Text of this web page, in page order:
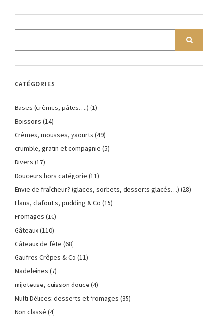
CATÉGORIES
Bases (crèmes, pâtes….) (1)
Boissons (14)
Crèmes, mousses, yaourts (49)
crumble, gratin et compagnie (5)
Divers (17)
Douceurs hors catégorie (11)
Envie de fraîcheur? (glaces, sorbets, desserts glacés…) (28)
Flans, clafoutis, pudding & Co (15)
Fromages (10)
Gâteaux(110)
Gâteaux de fête (68)
Gaufres Crêpes & Co (11)
Madeleines (7)
mijoteuse, cuisson douce (4)
Multi Délices: desserts et fromages (35)
Non classé (4)